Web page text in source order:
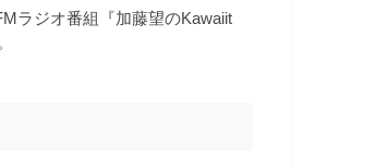
ラジオ番組『加藤望のKawaiit